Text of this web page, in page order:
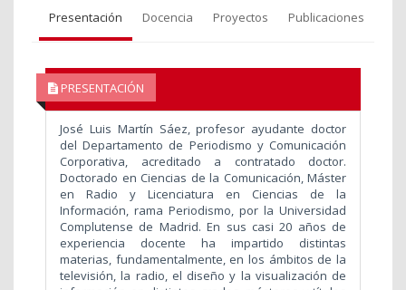
Presentación Docencia Proyectos Publicaciones
PRESENTACIÓN
José Luis Martín Sáez, profesor ayudante doctor
del Departamento de Periodismo y Comunicación
Corporativa, acreditado a contratado doctor.
Doctorado en Ciencias de la Comunicación, Máster
en Radio y Licenciatura en Ciencias de la
Información, rama Periodismo, por la Universidad
Complutense de Madrid. En sus casi 20 años de
experiencia docente ha impartido distintas
materias, fundamentalmente, en los ámbitos de la
televisión, la radio, el diseño y la visualización de